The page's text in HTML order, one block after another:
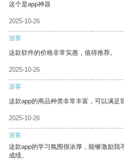
这个是app神器
2025-10-26
游客
这款软件的价格非常实惠，值得推荐。
2025-10-26
游客
这款app的商品种类非常丰富，可以满足
2025-10-26
游客
这款app的学习氛围很浓厚，能够激励我
成绩。